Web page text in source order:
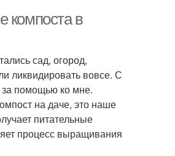
компоста в
сад, огород,
ликвидировать вовсе. С
за помощью ко мне.
на даче, это наше
питательные
процесс выращивания